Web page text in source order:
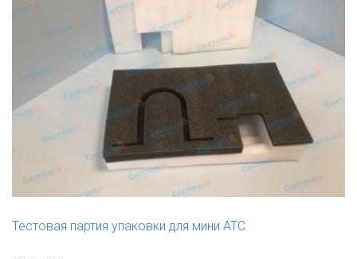
Тестовая партия упаковки для мини АТС